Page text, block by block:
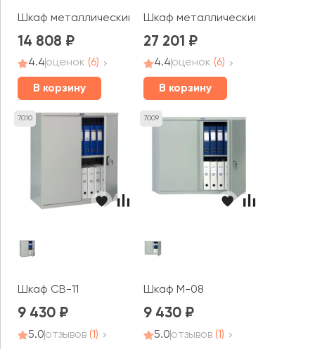
Шкаф металлический узкий, 4 полки (универсальный
14 808
4.4оценок (6)
В корзину
Шкаф металлический
27 201
4.4оценок (6)
В корзину
7010
Шкаф CB-11
9 430
5.0отзывов (1)
7009
Шкаф M-08
9 430
5.0отзывов (1)